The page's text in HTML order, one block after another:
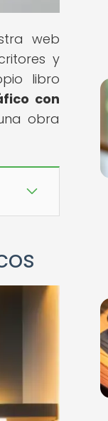
web
y
libro
con
obra